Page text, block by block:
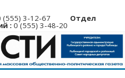
(555) 3-12-67 Отдел
: 0 (555) 3-48-20
Перейти